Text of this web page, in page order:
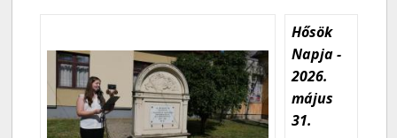
Hősök
Napja -
2026.
május
31.